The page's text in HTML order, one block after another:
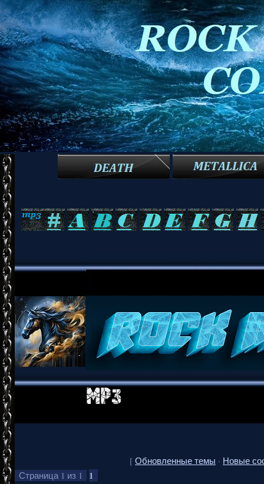
[ Обновленные темы · Новые
Страница 1 из 1 1